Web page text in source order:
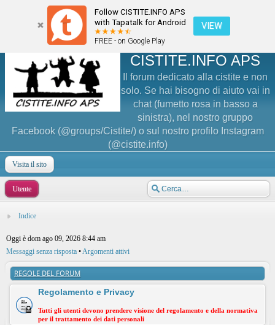
Follow CISTITE.INFO APS
with Tapatalk for Android
FREE - on Google Play
VIEW
CISTITE.INFO APS
Il forum dedicato alla cistite e non
solo. Se hai bisogno di aiuto vai in
chat (fumetto rosa in basso a
sinistra), nel nostro gruppo
Facebook (@groups/Cistite/) o sul nostro profilo Instagram
(@cistite.info)
Visita il sito
Utente
Indice
Oggi è dom ago 09, 2026 8:44 am
Messaggi senza risposta •Argomenti attivi
REGOLE DEL FORUM
Regolamento e Privacy
Tutti gli utenti devono prendere visione del regolamento e della normativa
per il trattamento dei dati personali